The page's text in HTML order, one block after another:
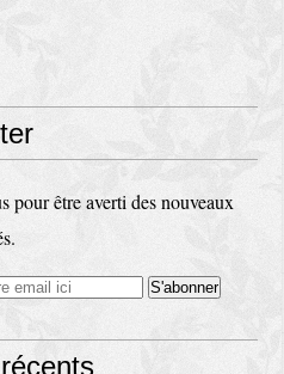
pour être averti des nouveaux